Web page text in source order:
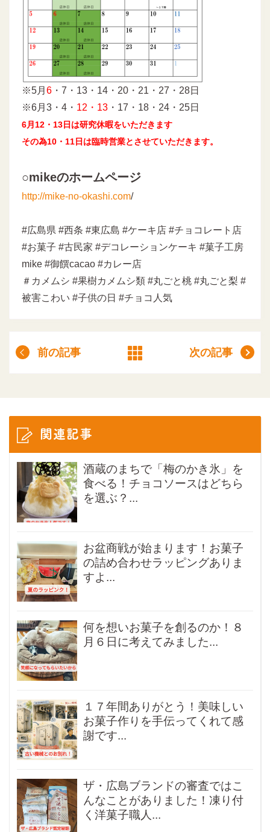
※5月 6 ・7・13・14・20・21・27・28日
※6月3・4・ 12・13 ・17・18・24・25日
6月12・13日は研究休暇をいただきます
その為10・11日は臨時営業とさせていただきます。
○mikeのホームページ
http://mike-no-okashi.com/
#広島県 #西条 #東広島 #ケーキ店 #チョコレート店
#お菓子 #古民家 #デコレーションケーキ #菓子工房
mike #御饌cacao #カレー店
＃カメムシ #果樹カメムシ類 #丸ごと桃 #丸ごと梨 #
被害こわい #子供の日 #チョコ人気
前の記事 次の記事
関連記事
酒蔵のまちで「梅のかき氷」を
食べる！チョコソースはどちら
を選ぶ？...
お盆商戦が始まります！お菓子
の詰め合わせラッピングありま
すよ...
何を想いお菓子を創るのか！８
月６日に考えてみました...
１７年間ありがとう！美味しい
お菓子作りを手伝ってくれて感
謝です...
ザ・広島ブランドの審査ではこ
んなことがありました！凍り付
く洋菓子職人...